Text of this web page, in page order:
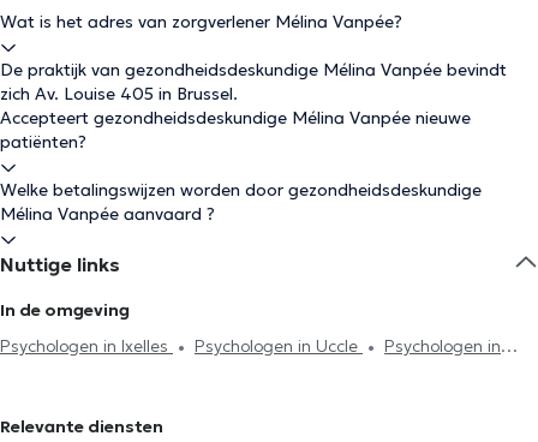
Wat is het adres van zorgverlener Mélina Vanpée?
De praktijk van gezondheidsdeskundige Mélina Vanpée bevindt
zich Av. Louise 405 in Brussel.
Accepteert gezondheidsdeskundige Mélina Vanpée nieuwe
patiënten?
Welke betalingswijzen worden door gezondheidsdeskundige
Mélina Vanpée aanvaard ?
Nuttige links
In de omgeving
Psychologen in Ixelles
Psychologen in Uccle
Psychologen in
Relevante diensten